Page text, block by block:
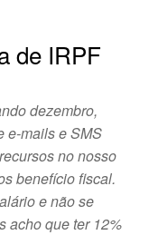
de IRPF
dezembro,
e-mails e SMS
no nosso
benefício fiscal.
e não se
acho que ter 12%